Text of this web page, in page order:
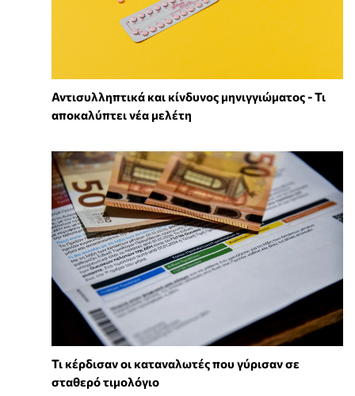
Αντισυλληπτικά και κίνδυνος μηνιγγιώματος - Τι
αποκαλύπτει νέα μελέτη
Τι κέρδισαν οι καταναλωτές που γύρισαν σε
σταθερό τιμολόγιο